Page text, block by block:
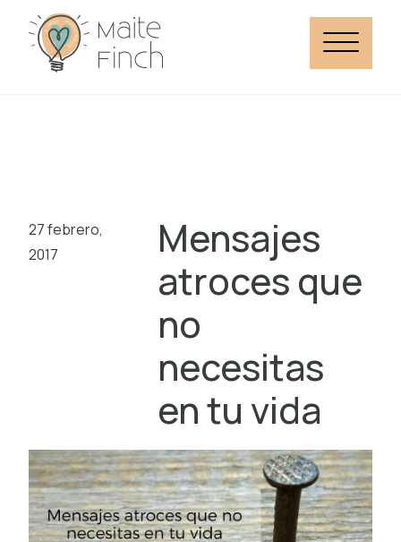
27 febrero,
2017
Mensajes
atroces que
no
necesitas
en tu vida